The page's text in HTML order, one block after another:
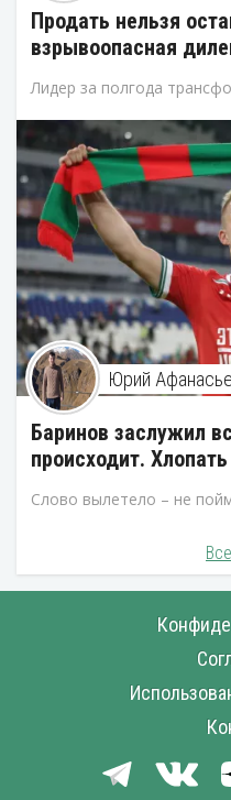
Продать нельзя
взрывоопасная
Лидер за полгода
Юрий
Баринов заслужил
происходит.
Слово вылетело – не